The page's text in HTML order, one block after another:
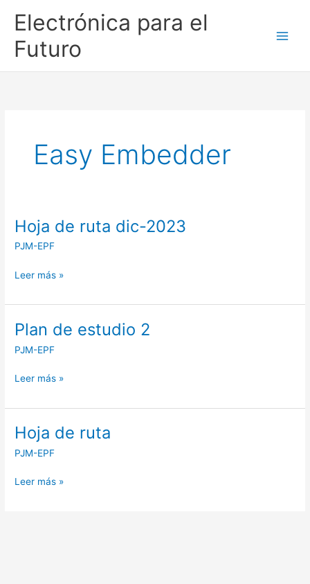
Electrónica para el
Futuro
Easy Embedder
Hoja de ruta dic-2023
PJM-EPF
Hoja
ruta
Leer más »
Plan de estudio 2
PJM-EPF
Plan
estudio
Leer más »
Hoja de ruta
PJM-EPF
Hoja
ruta
Leer más »